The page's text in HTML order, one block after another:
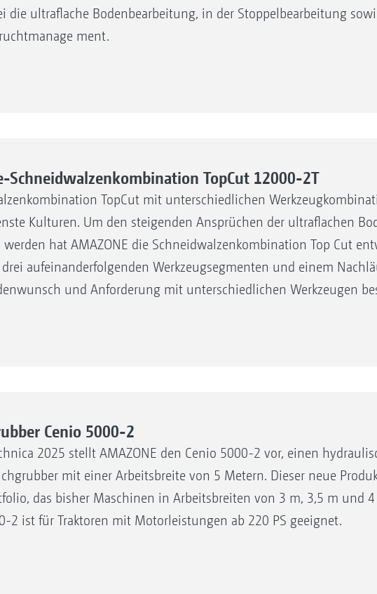
die ultraflache Bodenbearbeitung, in der Stoppelbearbeitung
ment.
Schneidwalzenkombination TopCut 12000-2T
TopCut mit unterschiedlichen
Kulturen. Um den steigenden Ansprüchen der ultraflachen
werden hat AMAZONE die Schneidwalzenkombination Top Cut
aufeinanderfolgenden Werkzeugsegmenten und einem
und Anforderung mit unterschiedlichen Werkzeugen
Cenio 5000-2
2025 stellt AMAZONE den Cenio 5000-2 vor, einen
mit einer Arbeitsbreite von 5 Metern. Dieser neue
das bisher Maschinen in Arbeitsbreiten von 3 m, 3,5 m und
2 ist für Traktoren mit Motorleistungen ab 220 PS geeignet.